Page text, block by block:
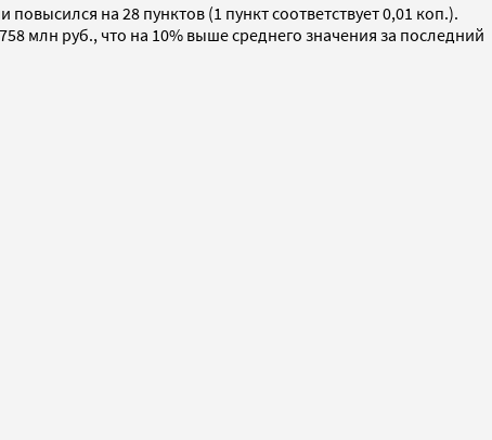
на 28 пунктов (1 пункт соответствует 0,01 коп.).
млн руб., что на 10% выше среднего значения за последний